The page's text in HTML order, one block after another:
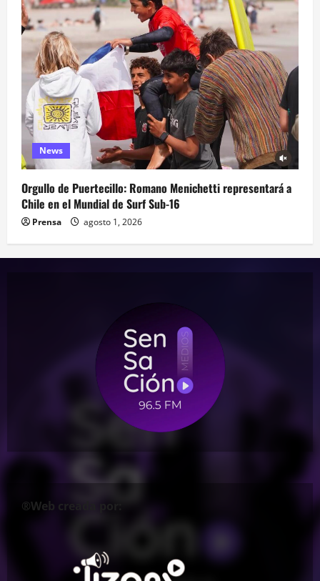
News
Orgullo de Puertecillo: Romano Menichetti representará a
Chile en el Mundial de Surf Sub-16
Prensa agosto 1, 2026
®Web creada por: